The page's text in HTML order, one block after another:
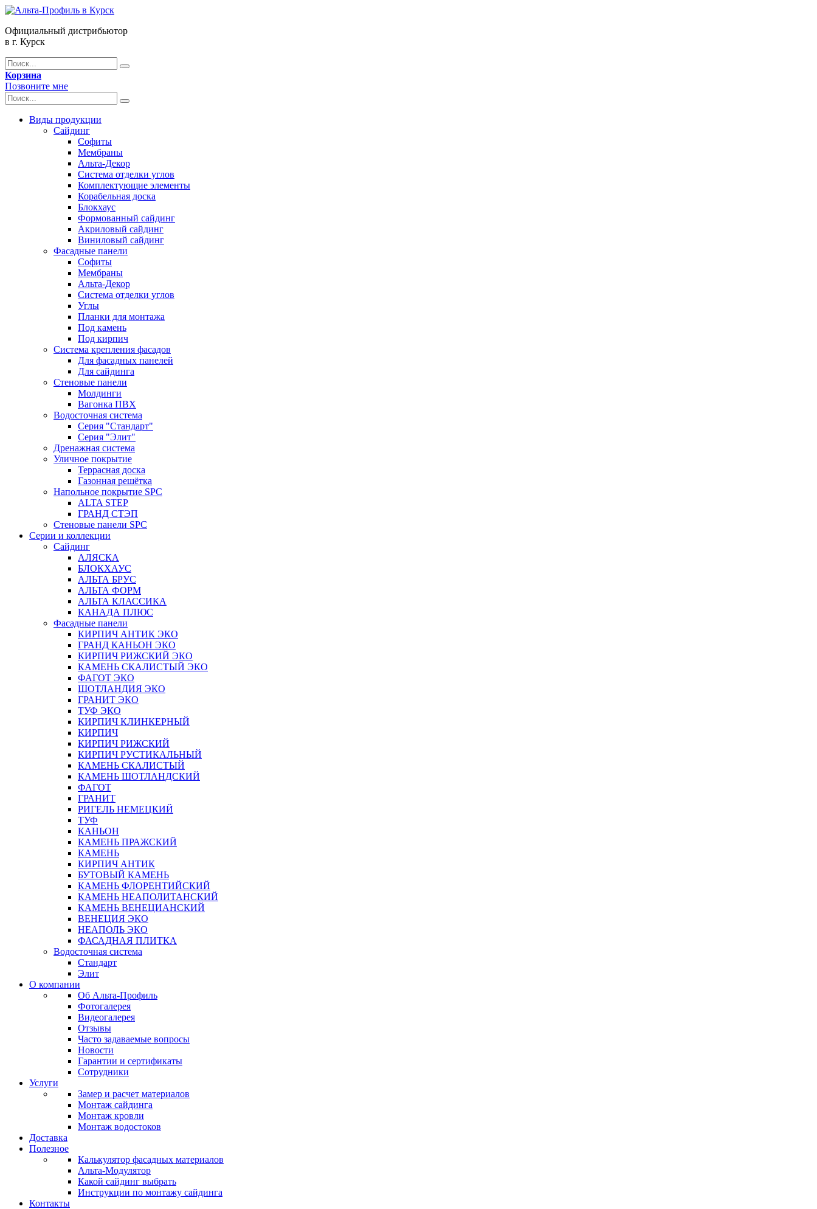
Официальный дистрибьютор
в г. Курск
Корзина
Позвоните мне
Виды продукции
Сайдинг
Софиты
Мембраны
Альта-Декор
Система отделки углов
Комплектующие элементы
Корабельная доска
Блокхаус
Формованный сайдинг
Акриловый сайдинг
Виниловый сайдинг
Фасадные панели
Софиты
Мембраны
Альта-Декор
Система отделки углов
Углы
Планки для монтажа
Под камень
Под кирпич
Система крепления фасадов
Для фасадных панелей
Для сайдинга
Стеновые панели
Молдинги
Вагонка ПВХ
Водосточная система
Серия "Стандарт"
Серия "Элит"
Дренажная система
Уличное покрытие
Террасная доска
Газонная решётка
Напольное покрытие SPC
ALTA STEP
ГРАНД СТЭП
Стеновые панели SPC
Серии и коллекции
Сайдинг
АЛЯСКА
БЛОКХАУС
АЛЬТА БРУС
АЛЬТА ФОРМ
АЛЬТА КЛАССИКА
КАНАДА ПЛЮС
Фасадные панели
КИРПИЧ АНТИК ЭКО
ГРАНД КАНЬОН ЭКО
КИРПИЧ РИЖСКИЙ ЭКО
КАМЕНЬ СКАЛИСТЫЙ ЭКО
ФАГОТ ЭКО
ШОТЛАНДИЯ ЭКО
ГРАНИТ ЭКО
ТУФ ЭКО
КИРПИЧ КЛИНКЕРНЫЙ
КИРПИЧ
КИРПИЧ РИЖСКИЙ
КИРПИЧ РУСТИКАЛЬНЫЙ
КАМЕНЬ СКАЛИСТЫЙ
КАМЕНЬ ШОТЛАНДСКИЙ
ФАГОТ
ГРАНИТ
РИГЕЛЬ НЕМЕЦКИЙ
ТУФ
КАНЬОН
КАМЕНЬ ПРАЖСКИЙ
КАМЕНЬ
КИРПИЧ АНТИК
БУТОВЫЙ КАМЕНЬ
КАМЕНЬ ФЛОРЕНТИЙСКИЙ
КАМЕНЬ НЕАПОЛИТАНСКИЙ
КАМЕНЬ ВЕНЕЦИАНСКИЙ
ВЕНЕЦИЯ ЭКО
НЕАПОЛЬ ЭКО
ФАСАДНАЯ ПЛИТКА
Водосточная система
Стандарт
Элит
О компании
Об Альта-Профиль
Фотогалерея
Видеогалерея
Отзывы
Часто задаваемые вопросы
Новости
Гарантии и сертификаты
Сотрудники
Услуги
Замер и расчет материалов
Монтаж сайдинга
Монтаж кровли
Монтаж водостоков
Доставка
Полезное
Калькулятор фасадных материалов
Альта-Модулятор
Какой сайдинг выбрать
Инструкции по монтажу сайдинга
Контакты